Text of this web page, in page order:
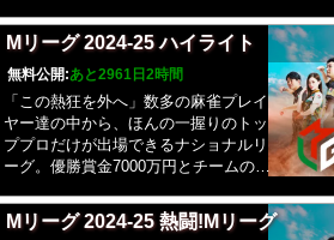
2025-26では、新たに「EARTH
JETS(アースジェッツ)」がチームに加
わり、新Mリーガー9名、10チーム総
勢40名でのシーズンとなる。
Mリーグ 2024-25 ハイライト
無料公開:あと2961日2時間
「この熱狂を外へ」数多の麻雀プレイ
ヤー達の中から、ほんの一握りのトッ
ププロだけが出場できるナショナルリ
ーグ。優勝賞金7000万円とチームの威
レの栄光を目指して戦う。Mリーグ
2025-26では、新たに「EARTH
Mリーグ 2024-25 熱闘!Mリーグ